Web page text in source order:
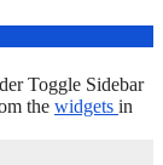
Toggle Sidebar
the widgets in